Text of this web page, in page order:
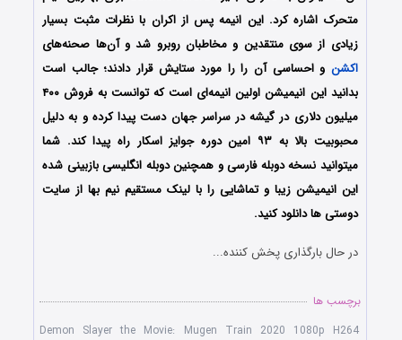
متحرک اشاره کرد. این انیمه پس از اکران با نظرات مثبت بسیار
زیادی از سوی منتقدین و مخاطبان روبرو شد و آن‌ها صحنه‌های
اکشن و احساسی آن را را مورد ستایش قرار دادند؛ جالب است
بدانید این انیمیشن اولین انیمه‌ای است که توانست به فروش ۴۰۰
میلیون دلاری در گیشه در سراسر جهان دست پیدا کرده و به دلیل
محبوبیت بالا به ۹۳ امین دوره جوایز اسکار راه پیدا کند. شما
میتوانید نسخه دوبله فارسی و همچنین دوبله انگلیسی بازبینی شده
این انیمیشن زیبا و تماشایی را با لینک مستقیم نیم بها از سایت
دوستی ها دانلود کنید.
در حال بارگذاری پخش کننده...
برچسب ها
Demon Slayer the Movie: Mugen Train 2020 1080p H264